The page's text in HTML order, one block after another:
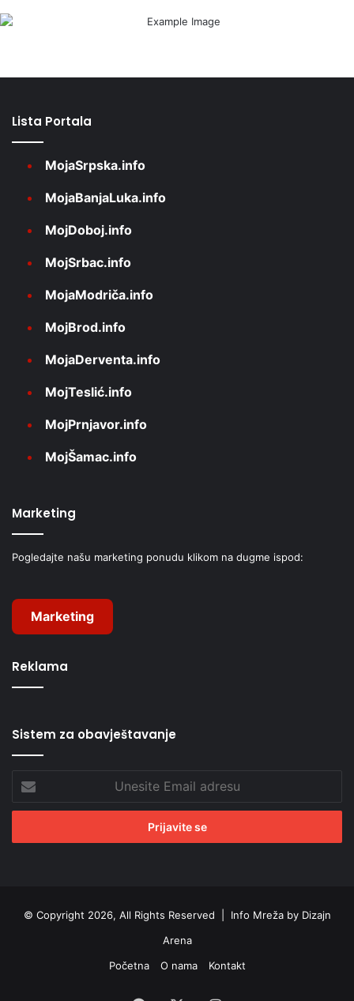
Lista Portala
MojaSrpska.info
MojaBanjaLuka.info
MojDoboj.info
MojSrbac.info
MojaModriča.info
MojBrod.info
MojaDerventa.info
MojTeslić.info
MojPrnjavor.info
MojŠamac.info
Marketing
Pogledajte našu marketing ponudu klikom na dugme ispod:
Marketing
Reklama
Sistem za obavještavanje
Email
adresu
© Copyright 2026, All Rights Reserved | Info Mreža by Dizajn
Arena
Početna
O nama Kontakt